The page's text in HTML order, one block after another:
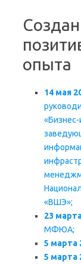
опыта
14 мая
«ВШЭ»;
23
МФЮА;
5 марта
5 марта